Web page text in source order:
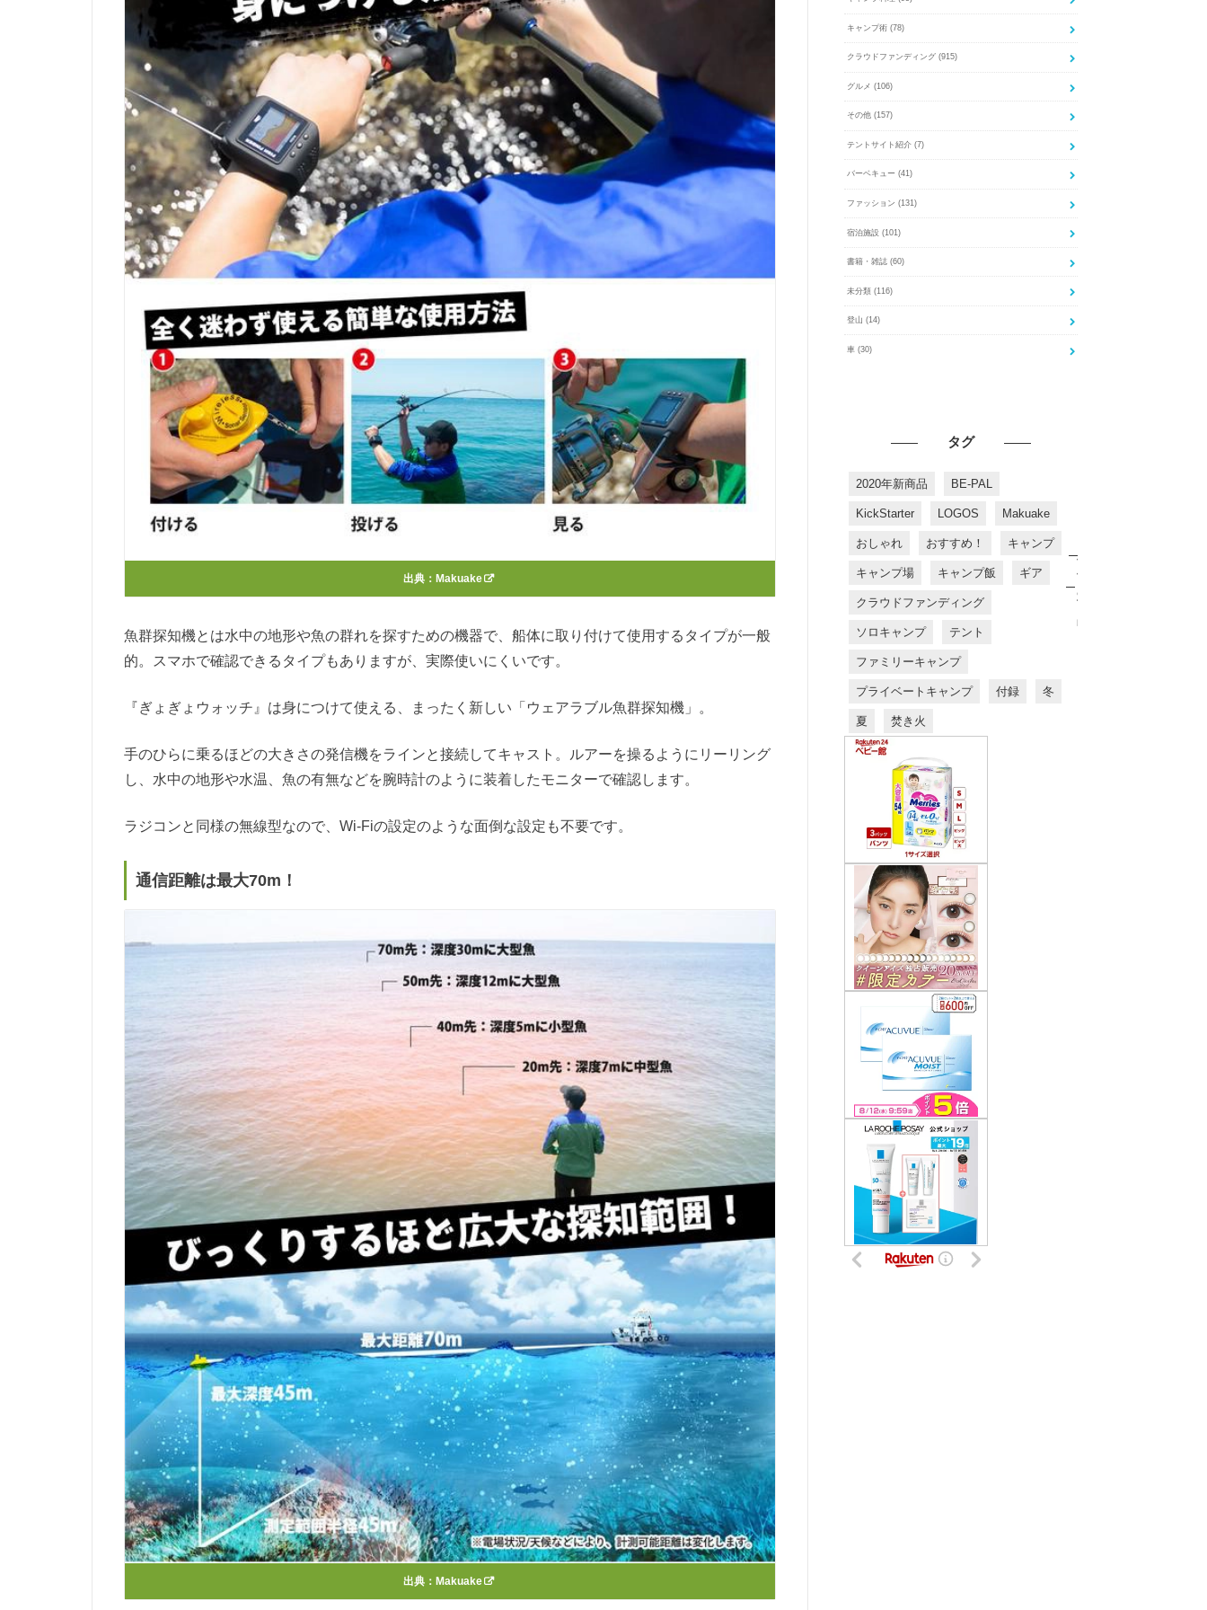
出典： Makuake
魚群探知機とは水中の地形や魚の群れを探すための機器で、船体に取り付けて使用するタイプが一般
的。スマホで確認できるタイプもありますが、実際使いにくいです。
『ぎょぎょウォッチ』は身につけて使える、まったく新しい「ウェアラブル魚群探知機」。
手のひらに乗るほどの大きさの発信機をラインと接続してキャスト。ルアーを操るようにリーリング
し、水中の地形や水温、魚の有無などを腕時計のように装着したモニターで確認します。
ラジコンと同様の無線型なので、Wi-Fiの設定のような面倒な設定も不要です。
通信距離は最大70m！
出典：Makuake
キャンプ術 (78)
クラウドファンディング (915)
グルメ (106)
その他 (157)
テントサイト紹介 (7)
バーベキュー (41)
ファッション (131)
宿泊施設 (101)
書籍・雑誌 (60)
未分類 (116)
登山 (14)
車 (30)
タグ
2020年新商品 BE-PAL
KickStarter LOGOS Makuake
おしゃれ おすすめ！ キャンプ
キャンプ場 キャンプ飯 ギア
クラウドファンディング
ソロキャンプ テント
ファミリーキャンプ
プライベートキャンプ 付録 冬
夏 焚き火
す
す
め
商
品